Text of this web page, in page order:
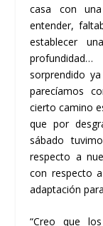
casa con
entender,
establecer
sorprendido
parecíamos
cierto camino
que por
sábado
respecto a
con respecto
adaptación
“Creo que